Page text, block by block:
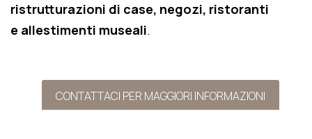
ristrutturazioni di case, negozi, ristoranti
e allestimenti museali.
CONTATTACI PER MAGGIORI INFORMAZIONI